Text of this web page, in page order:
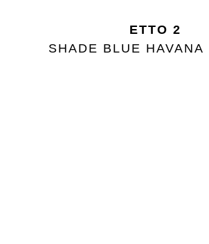
ETTO 2
SHADE BLUE HAVANA